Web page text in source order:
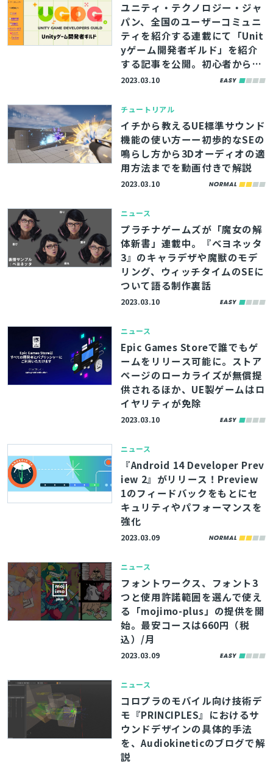
ユニティ・テクノロジー・ジャ
パン、全国のユーザーコミュニ
ティを紹介する連載にて「Unit
yゲーム開発者ギルド」を紹介
する記事を公開。初心者からプ
ロまで心地よく会話できる環境
2023.03.10
チュートリアル
イチから教えるUE標準サウンド
機能の使い方ーー初歩的なSEの
鳴らし方から3Dオーディオの適
用方法までを動画付きで解説
2023.03.10
ニュース
プラチナゲームズが「魔女の解
体新書」連載中。『ベヨネッタ
3』のキャラデザや魔獣のモデ
リング、ウィッチタイムのSEに
ついて語る制作裏話
2023.03.10
ニュース
Epic Games Storeで誰でもゲ
ームをリリース可能に。ストア
ページのローカライズが無償提
供されるほか、UE製ゲームはロ
イヤリティが免除
2023.03.10
ニュース
『Android 14 Developer Prev
iew 2』がリリース！Preview
1のフィードバックをもとにセ
キュリティやパフォーマンスを
強化
2023.03.09
ニュース
フォントワークス、フォント3
つと使用許諾範囲を選んで使え
る「mojimo-plus」の提供を開
始。最安コースは660円（税
込）/月
2023.03.09
ニュース
コロプラのモバイル向け技術デ
モ『PRINCIPLES』におけるサ
ウンドデザインの具体的手法
を、Audiokineticのブログで解
説
とじる
検索